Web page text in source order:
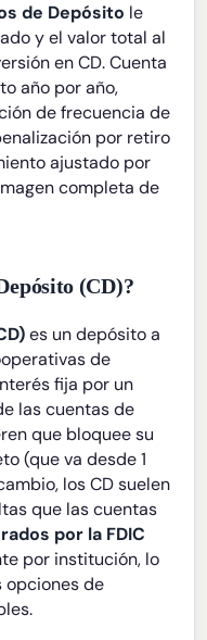
de Depósito le
y el valor total al
en CD. Cuenta
año por año,
de frecuencia de
por retiro
ajustado por
completa de
(CD)?
es un depósito a
de
fija por un
las cuentas de
que bloquee su
(que va desde 1
los CD suelen
que las cuentas
por la FDIC
por institución, lo
opciones de